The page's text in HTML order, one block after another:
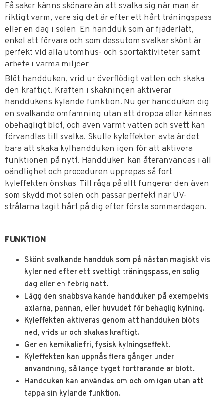
Få saker känns skönare än att svalka sig när man är
riktigt varm, vare sig det är efter ett hårt träningspass
eller en dag i solen. En handduk som är fjäderlätt,
enkel att förvara och som dessutom svalkar skönt är
perfekt vid alla utomhus- och sportaktiviteter samt
arbete i varma miljöer.
Blöt handduken, vrid ur överflödigt vatten och skaka
den kraftigt. Kraften i skakningen aktiverar
handdukens kylande funktion. Nu ger handduken dig
en svalkande omfamning utan att droppa eller kännas
obehagligt blöt, och även varmt vatten och svett kan
förvandlas till svalka. Skulle kyleffekten avta är det
bara att skaka kylhandduken igen för att aktivera
funktionen på nytt. Handduken kan återanvändas i all
oändlighet och proceduren upprepas så fort
kyleffekten önskas. Till råga på allt fungerar den även
som skydd mot solen och passar perfekt när UV-
strålarna tagit hårt på dig efter första sommardagen.
FUNKTION
Skönt svalkande handduk som på nästan magiskt vis
kyler ned efter ett svettigt träningspass, en solig
dag eller en febrig natt.
Lägg den snabbsvalkande handduken på exempelvis
axlarna, pannan, eller huvudet för behaglig kylning.
Kyleffekten aktiveras genom att handduken blöts
ned, vrids ur och skakas kraftigt.
Ger en kemikaliefri, fysisk kylningseffekt.
Kyleffekten kan uppnås flera gånger under
användning, så länge tyget fortfarande är blött.
Handduken kan användas om och om igen utan att
tappa sin kylande funktion.